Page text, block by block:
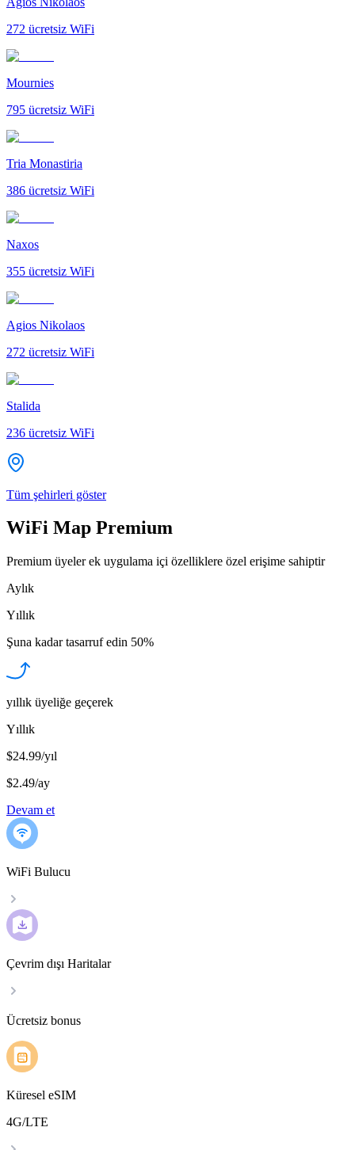
272 ücretsiz WiFi
Mournies
795 ücretsiz WiFi
Tria Monastiria
386 ücretsiz WiFi
Naxos
355 ücretsiz WiFi
Agios Nikolaos
272 ücretsiz WiFi
Stalida
236 ücretsiz WiFi
Tüm şehirleri göster
WiFi Map Premium
Premium üyeler ek uygulama içi özelliklere özel erişime sahiptir
Aylık
Yıllık
Şuna kadar tasarruf edin 50%
yıllık üyeliğe geçerek
Yıllık
$24.99/yıl
$2.49/ay
Devam et
WiFi Bulucu
Çevrim dışı Haritalar
Ücretsiz bonus
Küresel eSIM
4G/LTE